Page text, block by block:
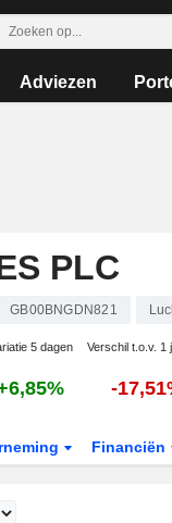
Adviezen
PLC
GB00BNGDN821
5 dagen Verschil t.o.v. 1
-
Financiën